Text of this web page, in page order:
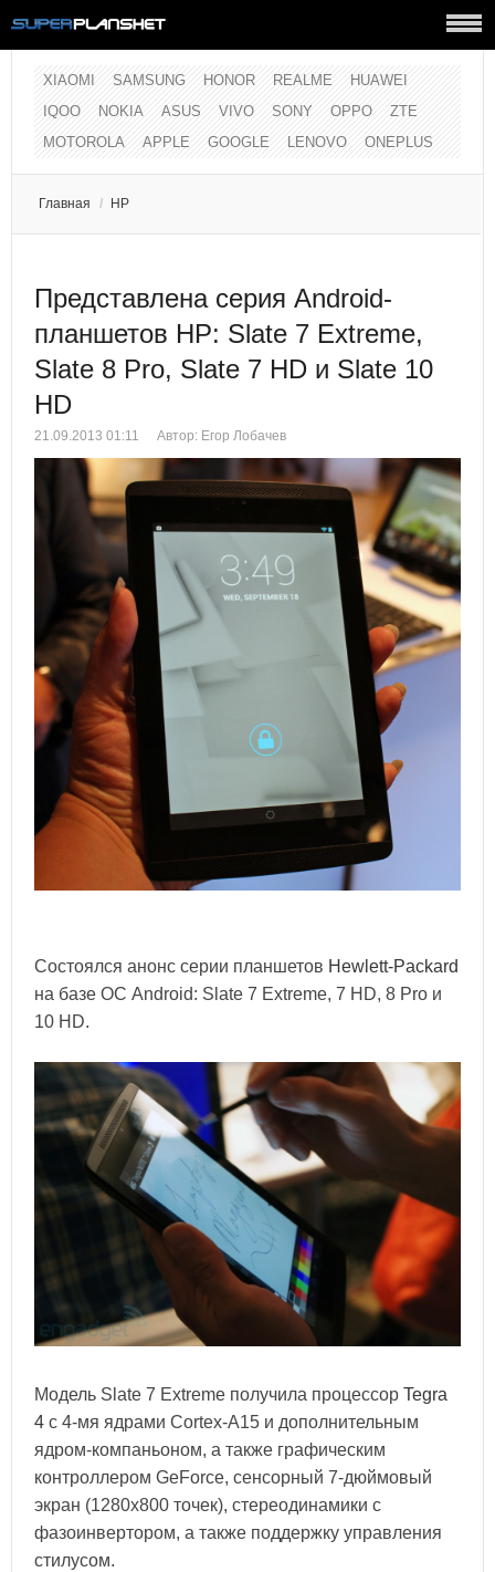
XIAOMI SAMSUNG HONOR REALME
HUAWEI
IQOO
NOKIA ASUS VIVO SONY OPPO
ZTE
MOTOROLA
APPLE GOOGLE LENOVO ONEPLUS
Главная / HP
Представлена серия Android-
планшетов HP: Slate 7 Extreme,
Slate 8 Pro, Slate 7 HD и Slate 10
HD
21.09.2013 01:11 Автор: Егор Лобачев
Состоялся анонс серии планшетов Hewlett-Packard
на базе ОС Android: Slate 7 Extreme, 7 HD, 8 Pro и
10 HD.
Модель Slate 7 Extreme получила процессор Tegra
4 с 4-мя ядрами Cortex-A15 и дополнительным
ядром-компаньоном, а также графическим
контроллером GeForce, сенсорный 7-дюймовый
экран (1280x800 точек), стереодинамики с
фазоинвертором, а также поддержку управления
стилусом.